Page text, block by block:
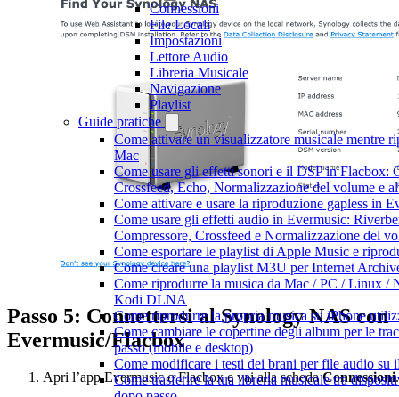
Connessioni
File Locali
Impostazioni
Lettore Audio
Libreria Musicale
Navigazione
Playlist
Guide pratiche
Come attivare un visualizzatore musicale mentre
Mac
Come usare gli effetti sonori e il DSP in Flacbox:
Crossfeed, Echo, Normalizzazione del volume e
Come attivare e usare la riproduzione gapless in
Come usare gli effetti audio in Evermusic:
Compressore, Crossfeed e Normalizzazione del
Come esportare le playlist di Apple Music e
Come creare una playlist M3U per Internet
Come riprodurre la musica da Mac / PC / Linux /
Kodi DLNA
Come riprodurre la propria musica su iPhone
Come cambiare le copertine degli album per le
passo (mobile e desktop)
Come modificare i testi dei brani per file audio su
Come trasferire la tua libreria musicale tra
Passo 5: Connettersi al Synology NAS con
Evermusic/Flacbox
Apri l’app Evermusic o Flacbox e vai alla schedaConnessioni.